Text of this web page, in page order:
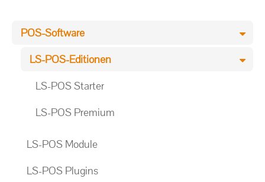
POS-Software
LS-POS-Editionen
LS-POS Starter
LS-POS Premium
LS-POS Module
LS-POS Plugins